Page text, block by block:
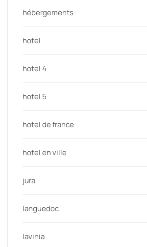
hébergements
hotel
hotel 4
hotel 5
hotel de france
hotel en ville
jura
languedoc
lavinia